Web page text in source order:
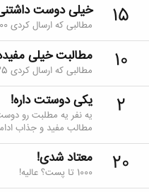
15 خیلی دوست
مطالبی که ارسال کردی 100 تا واکنش مثبت از بقیه گرفته.
10 مطالبت خیلی
مطالبی که ارسال کردی 25 بار از دیگران لایک گرفته.
2 یکی دوستت داره!
یه نفر یه مطلبت رو
مطالب مفید و جذاب
20 معتاد شدی!
1000 تا پست؟ عالیه!